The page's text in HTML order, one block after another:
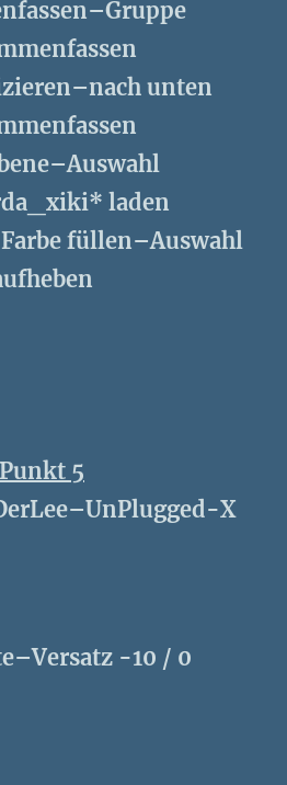
unten
laden
füllen–Auswahl
Punkt 5
X
-10 / 0